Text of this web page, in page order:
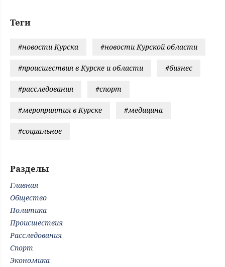
Теги
#новости Курска #новости Курской области
#происшествия в Курске и области #бизнес
#расследования #спорт
#мероприятия в Курске #медицина
#социальное
Разделы
Главная
Общество
Политика
Происшествия
Расследования
Спорт
Экономика